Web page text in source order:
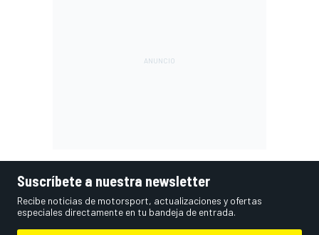
Suscríbete a nuestra newsletter
Recibe noticias de motorsport, actualizaciones y ofertas
especiales directamente en tu bandeja de entrada.